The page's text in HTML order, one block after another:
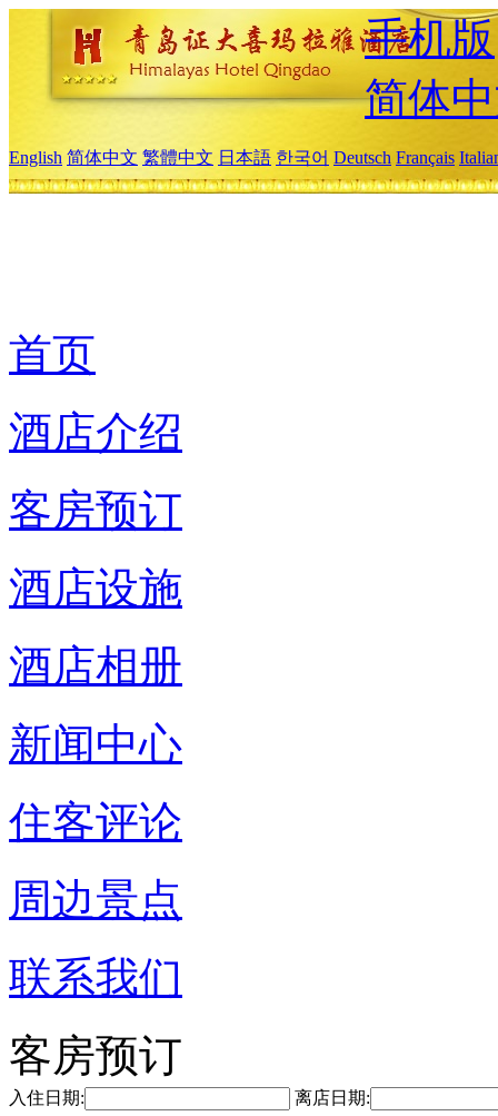
手机版
简体
English 简体中文 繁體中文 日本語 한국어 Deutsch Français
首页
酒店介绍
客房预订
酒店设施
酒店相册
新闻中心
住客评论
周边景点
联系我们
客房预订
入住日期: 离店日期: